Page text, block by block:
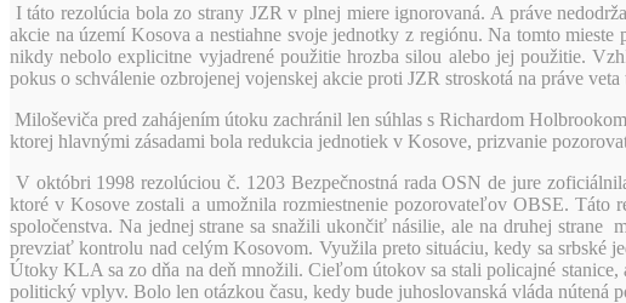
I táto rezolúcia bola zo strany JZR v plnej miere ignorovaná. A práve
akcie na území Kosova a nestiahne svoje jednotky z regiónu. Na tomto
nikdy nebolo explicitne vyjadrené použitie hrozba silou alebo jej použitie.
pokus o schválenie ozbrojenej vojenskej akcie proti JZR stroskotá na práve
Miloševiča pred zahájením útoku zachránil len súhlas s Richardom
ktorej hlavnými zásadami bola redukcia jednotiek v Kosove, prizvanie
V októbri 1998 rezolúciou č. 1203 Bezpečnostná rada OSN de jure
ktoré v Kosove zostali a umožnila rozmiestnenie pozorovateľov OBSE. Táto
spoločenstva. Na jednej strane sa snažili ukončiť násilie, ale na druhej
prevziať kontrolu nad celým Kosovom. Využila preto situáciu, kedy sa srbské
Útoky KLA sa zo dňa na deň množili. Cieľom útokov sa stali policajné
politický vplyv. Bolo len otázkou času, kedy bude juhoslovanská vláda nútená